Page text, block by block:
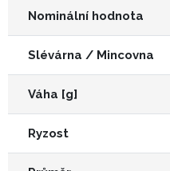
Nominální hodnota
Slévárna / Mincovna
Váha [g]
Ryzost